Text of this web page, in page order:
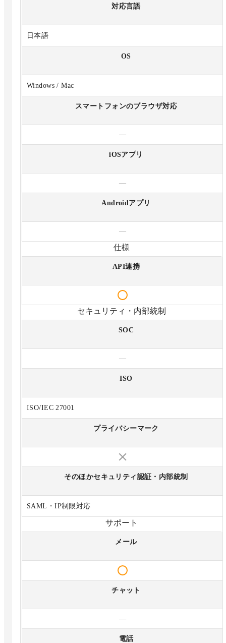
対応言語
日本語
OS
Windows / Mac
スマートフォンのブラウザ対応
—
iOSアプリ
—
Androidアプリ
—
仕様
API連携
セキュリティ・内部統制
SOC
—
ISO
ISO/IEC 27001
プライバシーマーク
そのほかセキュリティ認証・内部統制
SAML・IP制限対応
サポート
メール
チャット
—
電話